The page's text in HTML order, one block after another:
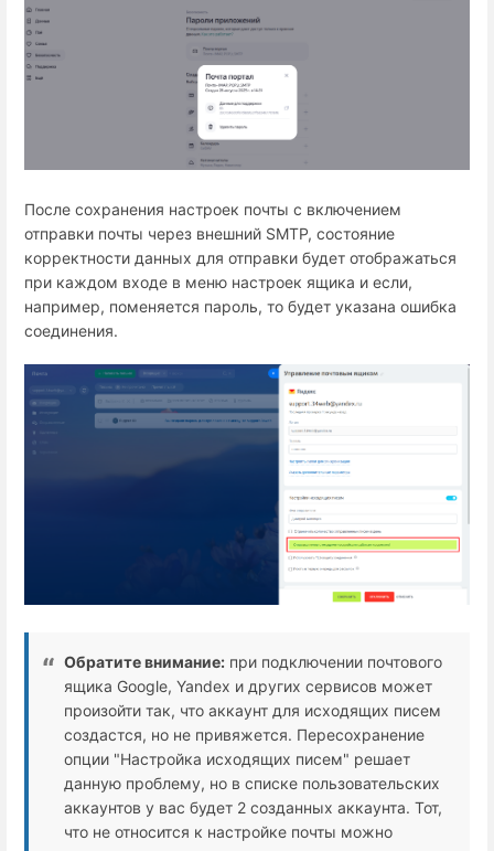
После сохранения настроек почты с включением
отправки почты через внешний SMTP, состояние
корректности данных для отправки будет отображаться
при каждом входе в меню настроек ящика и если,
например, поменяется пароль, то будет указана ошибка
соединения.
Обратите внимание: при подключении почтового
ящика Google, Yandex и других сервисов может
произойти так, что аккаунт для исходящих писем
создастся, но не привяжется. Пересохранение
опции "Настройка исходящих писем" решает
данную проблему, но в списке пользовательских
аккаунтов у вас будет 2 созданных аккаунта. Тот,
что не относится к настройке почты можно